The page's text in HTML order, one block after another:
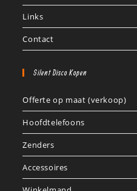
Links
Contact
Silent Disco Kopen
Offerte op maat (verkoop)
Hoofdtelefoons
Zenders
Accessoires